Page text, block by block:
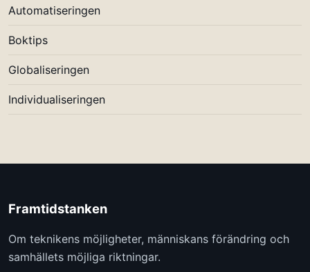
Automatiseringen
Boktips
Globaliseringen
Individualiseringen
Framtidstanken
Om teknikens möjligheter, människans förändring och
samhällets möjliga riktningar.